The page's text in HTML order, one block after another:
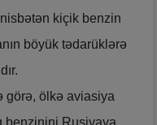
kiçik benzin
böyük tədarüklərə
görə, ölkə aviasiya
benzinini Rusiyaya